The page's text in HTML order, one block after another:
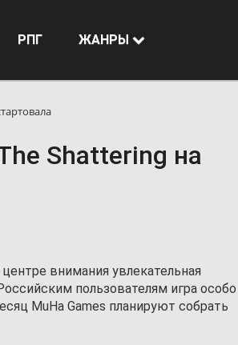
РПГ ЖАНРЫ
Shattering на
внимания увлекательная
пользователям игра особо
MuHa Games планируют собрать